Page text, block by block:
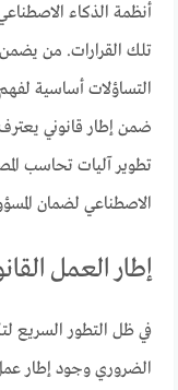
أنظمة الذكاء
تلك القرارات. من
التساؤلات أساسية
ضمن إطار قانوني
تطوير آليات تحاسب
الاصطناعي لضمان
إطار العمل
في ظل التطور السريع
الضروري وجود إطار